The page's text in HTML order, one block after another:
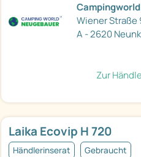
Wiener Straße
A - 2620
Zur
Laika Ecovip H 720
Händlerinserat Gebraucht